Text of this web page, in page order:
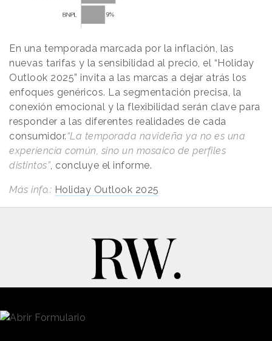
En una temporada marcada por la inflación, las
nuevas tarifas y la sensibilidad al precio, el “Holiday
Outlook 2025” invita a las marcas a dejar atrás los
enfoques genéricos. La segmentación precisa, la
conexión emocional y la flexibilidad serán clave para
responder a las diferentes realidades de cada
consumidor. “La temporada navideña ya no es una
experiencia común, sino un mosaico de perfiles
distintos”, concluye el informe.
Más info.: Holiday Outlook 2025